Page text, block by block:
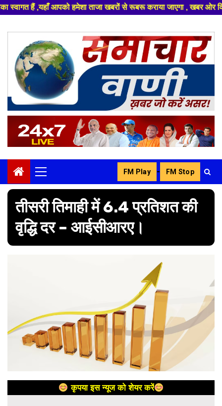
खबरों से रूबरू कराया जाएगा , खबर ओर विज्ञापन के लिए संपर्क करे
content
Primary
Menu
FM Play - FM Stop
तीसरी तिमाही में 6.4 प्रतिशत की
वृद्धि दर – आईसीआरए।
कृपया इस न्यूज को शेयर करें